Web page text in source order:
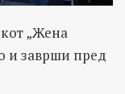
„Жена
и заврши пред